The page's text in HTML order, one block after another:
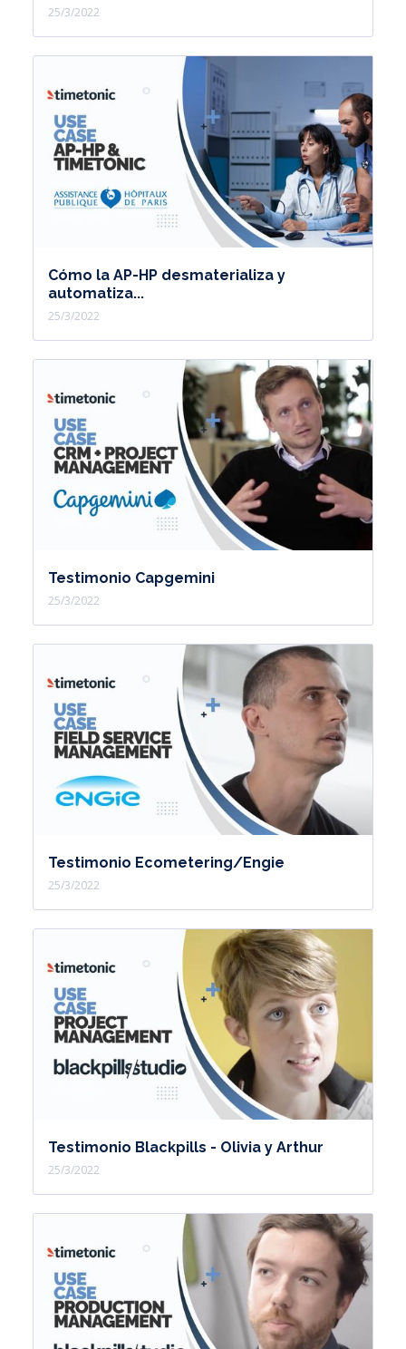
25/3/2022
Cómo la AP-HP desmaterializa y
automatiza...
25/3/2022
Testimonio Capgemini
25/3/2022
Testimonio Ecometering/Engie
25/3/2022
Testimonio Blackpills - Olivia y Arthur
25/3/2022